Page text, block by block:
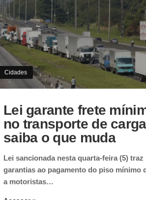
Cidades
Lei garante frete
no transporte de
saiba o que muda
Lei sancionada nesta quarta-feira (5) traz
garantias ao pagamento do piso mínimo
a motoristas…